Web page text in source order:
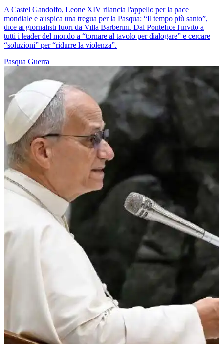
A Castel Gandolfo, Leone XIV rilancia l'appello per la pace
mondiale e auspica una tregua per la Pasqua: “Il tempo più santo”,
dice ai giornalisti fuori da Villa Barberini. Dal Pontefice l'invito a
tutti i leader del mondo a “tornare al tavolo per dialogare” e cercare
“soluzioni” per “ridurre la violenza”.
Pasqua Guerra